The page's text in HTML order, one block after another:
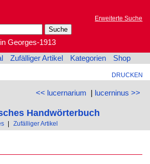
Erweiterte Suche
Georges-1913
Zufälliger Artikel Kategorien Shop
DRUCKEN
<< lucernarium | lucerninus >>
Handwörterbuch
Zufälliger Artikel